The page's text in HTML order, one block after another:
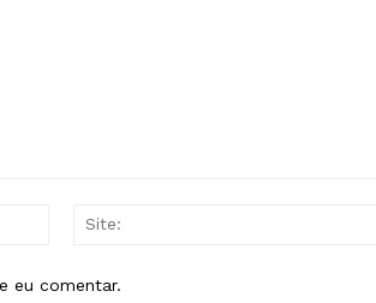
eu comentar.